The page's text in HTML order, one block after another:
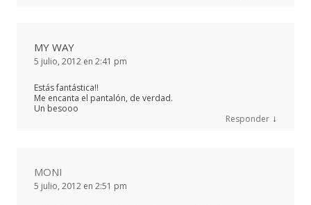
MY WAY
5 julio, 2012 en 2:41 pm
Estás fantástica!!
Me encanta el pantalón, de verdad.
Un besooo
Responder ↓
MONI
5 julio, 2012 en 2:51 pm